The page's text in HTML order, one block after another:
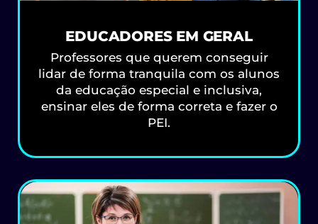
EDUCADORES EM GERAL
Professores que querem conseguir
lidar de forma tranquila com os alunos
da educação especial e inclusiva,
ensinar eles de forma correta e fazer o
PEI.